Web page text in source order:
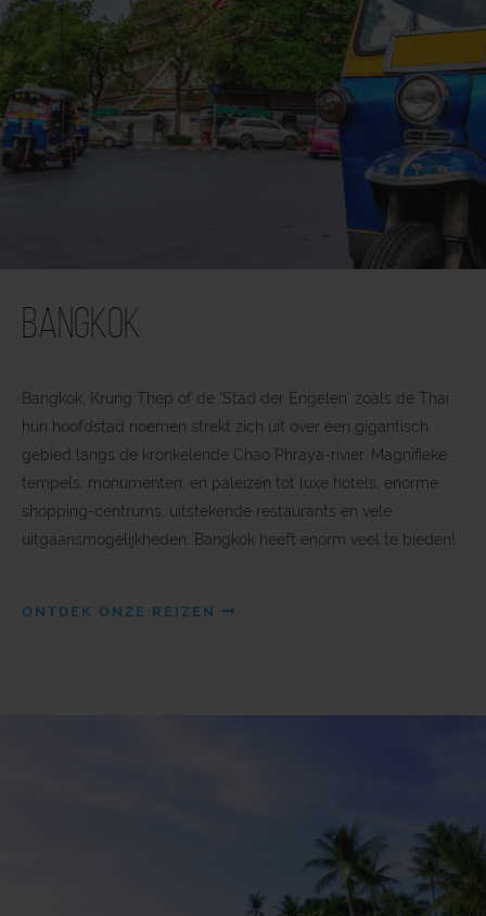
Bangkok
Bangkok, Krung Thep of de ‘Stad der Engelen’ zoals de Thai
hun hoofdstad noemen strekt zich uit over een gigantisch
gebied langs de kronkelende Chao Phraya-rivier. Magnifieke
tempels, monumenten, en paleizen tot luxe hotels, enorme
shopping-centrums, uitstekende restaurants en vele
uitgaansmogelijkheden. Bangkok heeft enorm veel te bieden!
ONTDEK ONZE REIZEN